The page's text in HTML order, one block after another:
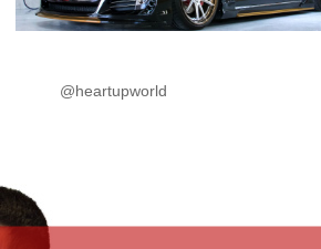
@heartupworld